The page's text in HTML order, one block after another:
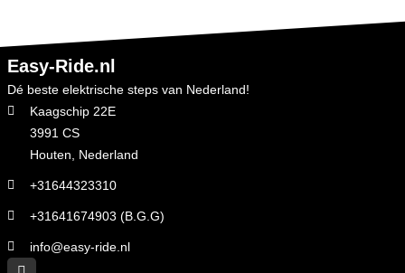
Easy-Ride.nl
Dé beste elektrische steps van Nederland!
Kaagschip 22E
3991 CS
Houten, Nederland
+31644323310
+31641674903 (B.G.G)
info@easy-ride.nl